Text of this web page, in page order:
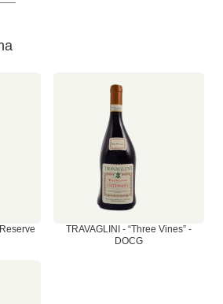
TRAVAGLINI - “Three Vines” -
DOCG